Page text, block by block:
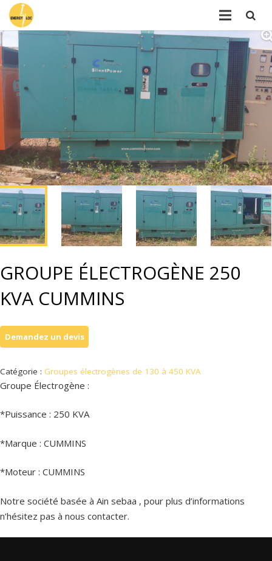
GROUPE ÉLECTROGÈNE 250
KVA CUMMINS
Catégorie : Groupes électrogènes de 130 à 450 KVA
Groupe Électrogène :
*Puissance : 250 KVA
*Marque : CUMMINS
*Moteur : CUMMINS
Notre société basée à Ain sebaa , pour plus d’informations
n’hésitez pas à nous contacter.